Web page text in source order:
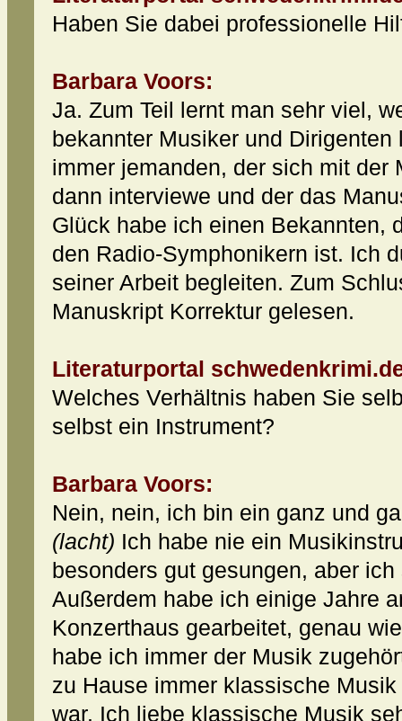
Haben Sie dabei professionelle
Barbara Voors:
Ja. Zum Teil lernt man sehr viel,
bekannter Musiker und
immer jemanden, der sich mit der
dann interviewe und der das
Glück habe ich einen Bekannten,
den Radio-Symphonikern ist. Ich
seiner Arbeit begleiten. Zum
Manuskript Korrektur gelesen.
Literaturportal
Welches Verhältnis haben Sie
selbst ein Instrument?
Barbara Voors:
Nein, nein, ich bin ein ganz und
(lacht) Ich habe nie ein
besonders gut gesungen, aber
Außerdem habe ich einige Jahre
Konzerthaus gearbeitet, genau
habe ich immer der Musik
zu Hause immer klassische
war. Ich liebe klassische Musik